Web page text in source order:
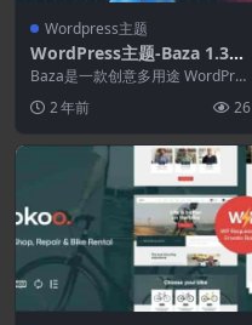
Wordpress主题
WordPress主题-Baza 1.32–
创意多用途WordPress主题
Baza是一款创意多用途 WordPres
登陆页...
2 年前 26